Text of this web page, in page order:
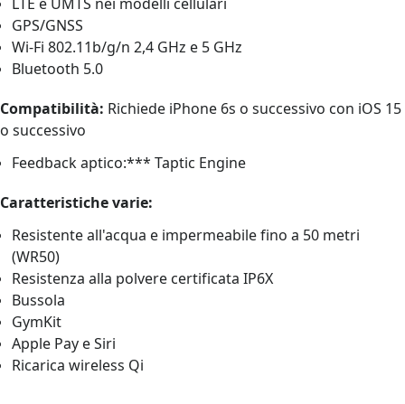
GPS/GNSS
Wi-Fi 802.11b/g/n 2,4 GHz e 5 GHz
Bluetooth 5.0
Compatibilità: Richiede iPhone 6s o successivo con iOS 15
o successivo
Feedback aptico:*** Taptic Engine
Caratteristiche varie:
Resistente all'acqua e impermeabile fino a 50 metri
(WR50)
Resistenza alla polvere certificata IP6X
Bussola
GymKit
Apple Pay e Siri
Ricarica wireless Qi